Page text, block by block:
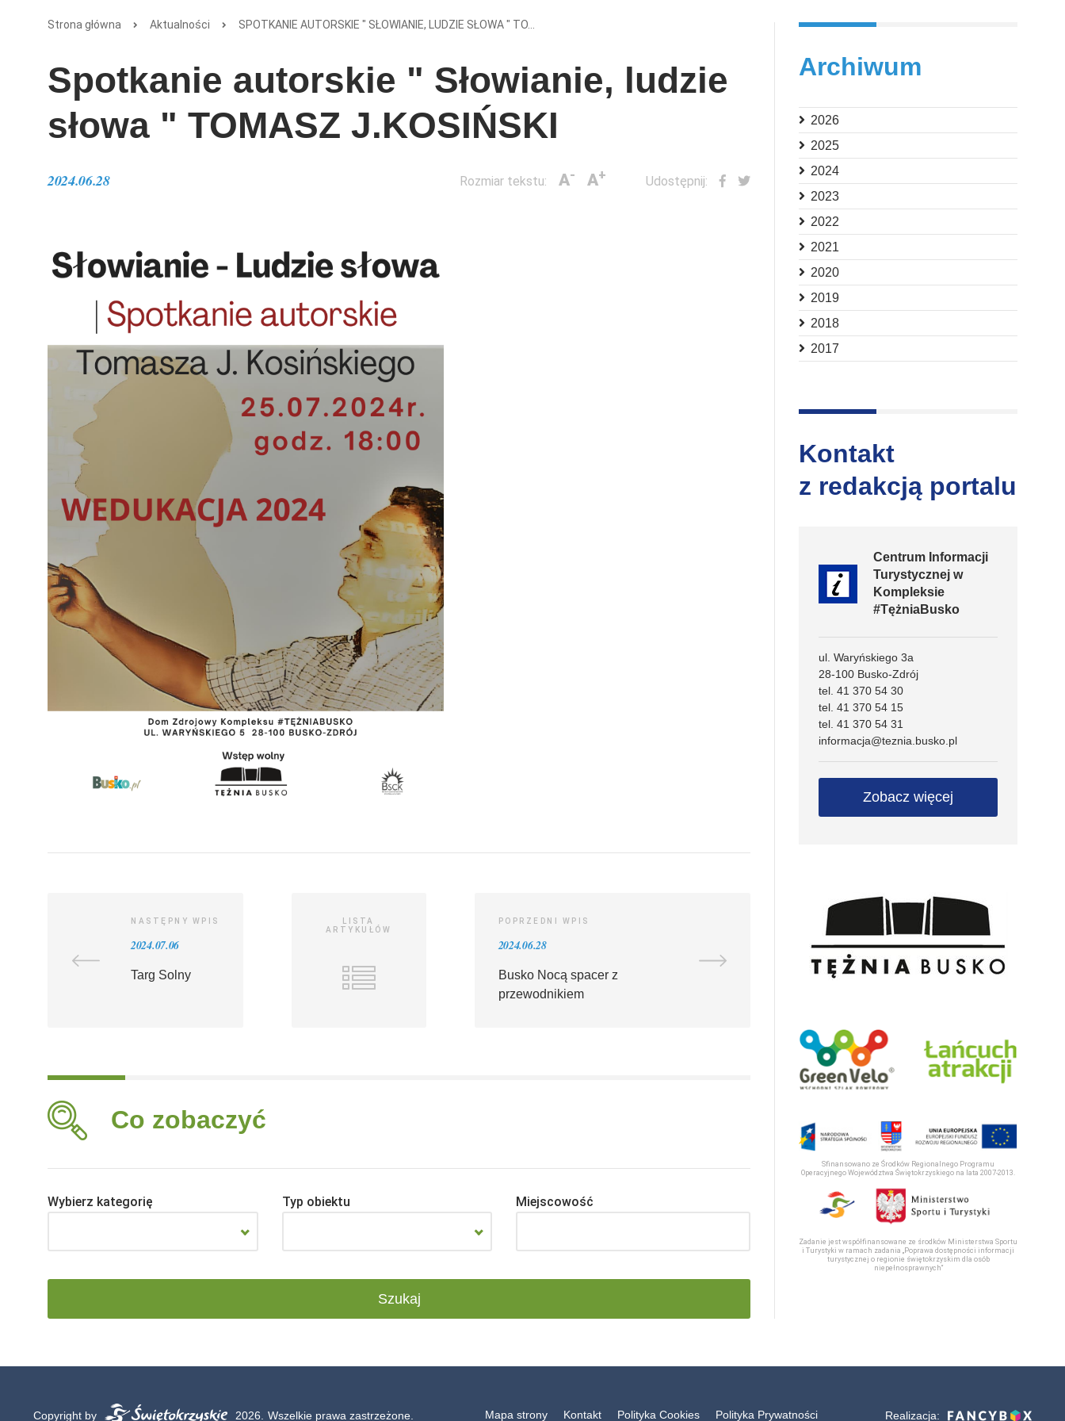
Strona główna Aktualności SPOTKANIE AUTORSKIE " SŁOWIANIE, LUDZIE SŁOWA " TO...
Spotkanie autorskie " Słowianie, ludzie
słowa " TOMASZ J.KOSIŃSKI
2024.06.28 Rozmiar tekstu: A- A+ Udostępnij:
NASTĘPNY WPIS
2024.07.06
Targ Solny
LISTA
ARTYKUŁÓW
POPRZEDNI WPIS
2024.06.28
Busko Nocą spacer z
przewodnikiem
Co zobaczyć
Wybierz kategorię Typ obiektu Miejscowość
Archiwum
2026
2025
2024
2023
2022
2021
2020
2019
2018
2017
Kontakt
z redakcją portalu
Centrum Informacji
Turystycznej w
Kompleksie
#TężniaBusko
ul. Waryńskiego 3a
28-100 Busko-Zdrój
tel. 41 370 54 30
tel. 41 370 54 15
tel. 41 370 54 31
informacja@teznia.busko.pl
Zobacz więcej
Sfinansowano ze Środków Regionalnego Programu
Operacyjnego Województwa Świętokrzyskiego na lata 2007-2013.
Zadanie jest współfinansowane ze środków Ministerstwa Sportu
i Turystyki w ramach zadania „Poprawa dostępności informacji
turystycznej o regionie świętokrzyskim dla osób
niepełnosprawnych“
Copyright by 2026. Wszelkie prawa zastrzeżone. Mapa strony Kontakt Polityka Cookies Polityka Prywatności Realizacja: